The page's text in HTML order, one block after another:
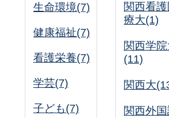
生命環境(7)
健康福祉(7)
看護栄養(7)
学芸(7)
子ども(7)
関西看
療大(1)
関西学
(11)
関西大
関西外